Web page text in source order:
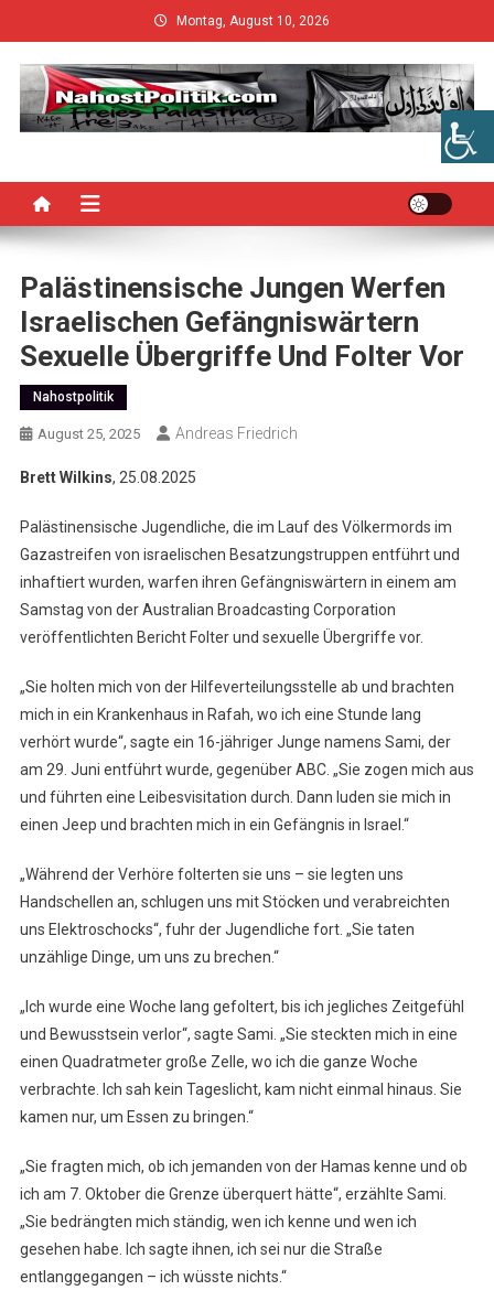
to
content
Montag, August 10, 2026
Palästinensische Jungen Werfen
Israelischen Gefängniswärtern
Sexuelle Übergriffe Und Folter Vor
Nahostpolitik
August 25, 2025 Andreas Friedrich
Brett Wilkins, 25.08.2025
Palästinensische Jugendliche, die im Lauf des Völkermords im
Gazastreifen von israelischen Besatzungstruppen entführt und
inhaftiert wurden, warfen ihren Gefängniswärtern in einem am
Samstag von der Australian Broadcasting Corporation
veröffentlichten Bericht Folter und sexuelle Übergriffe vor.
„Sie holten mich von der Hilfeverteilungsstelle ab und brachten
mich in ein Krankenhaus in Rafah, wo ich eine Stunde lang
verhört wurde“, sagte ein 16-jähriger Junge namens Sami, der
am 29. Juni entführt wurde, gegenüber ABC. „Sie zogen mich aus
und führten eine Leibesvisitation durch. Dann luden sie mich in
einen Jeep und brachten mich in ein Gefängnis in Israel.“
„Während der Verhöre folterten sie uns – sie legten uns
Handschellen an, schlugen uns mit Stöcken und verabreichten
uns Elektroschocks“, fuhr der Jugendliche fort. „Sie taten
unzählige Dinge, um uns zu brechen.“
„Ich wurde eine Woche lang gefoltert, bis ich jegliches Zeitgefühl
und Bewusstsein verlor“, sagte Sami. „Sie steckten mich in eine
einen Quadratmeter große Zelle, wo ich die ganze Woche
verbrachte. Ich sah kein Tageslicht, kam nicht einmal hinaus. Sie
kamen nur, um Essen zu bringen.“
„Sie fragten mich, ob ich jemanden von der Hamas kenne und ob
ich am 7. Oktober die Grenze überquert hätte“, erzählte Sami.
„Sie bedrängten mich ständig, wen ich kenne und wen ich
gesehen habe. Ich sagte ihnen, ich sei nur die Straße
entlanggegangen – ich wüsste nichts.“